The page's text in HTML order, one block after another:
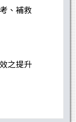
、補救
之提升